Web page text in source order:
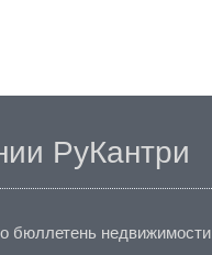
РуКантри
бюллетень недвижимости